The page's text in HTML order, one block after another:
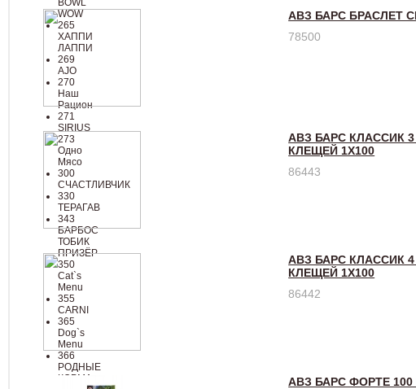
BOWL
WOW
265
ХАППИ
ЛАППИ
269
AJO
270
Наш
Рацион
271
SIRIUS
273
Одно
Мясо
300
СЧАСТЛИВЧИК
330
ТЕРАГАВ
343
БАРБОС
ТОБИК
ПРИЗЁР
350
Cat`s
Menu
355
CARNI
365
Dog`s
Menu
366
РОДНЫЕ
КОРМА
АВЗ БАРС БРАСЛЕТ
78500
АВЗ БАРС КЛАССИК
КЛЕЩЕЙ 1Х100
86443
АВЗ БАРС КЛАССИК
КЛЕЩЕЙ 1Х100
86442
АВЗ БАРС ФОРТЕ